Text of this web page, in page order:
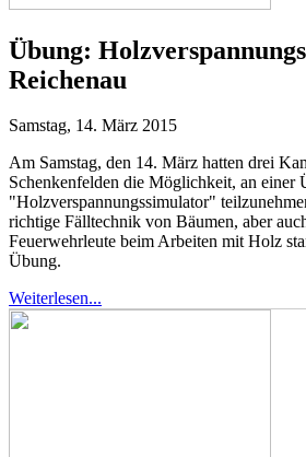
Übung:
Reichenau
Samstag, 14. März 2015
Am Samstag, den 14. März hatten drei
Schenkenfelden die Möglichkeit, an einer
"Holzverspannungssimulator"
richtige Fälltechnik von Bäumen, aber
Feuerwehrleute beim Arbeiten mit Holz
Übung.
Weiterlesen...